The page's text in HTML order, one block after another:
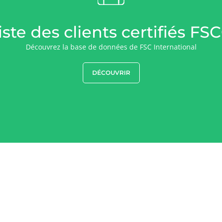
des clients certifiés
Découvrez la base de données de FSC International
DÉCOUVRIR